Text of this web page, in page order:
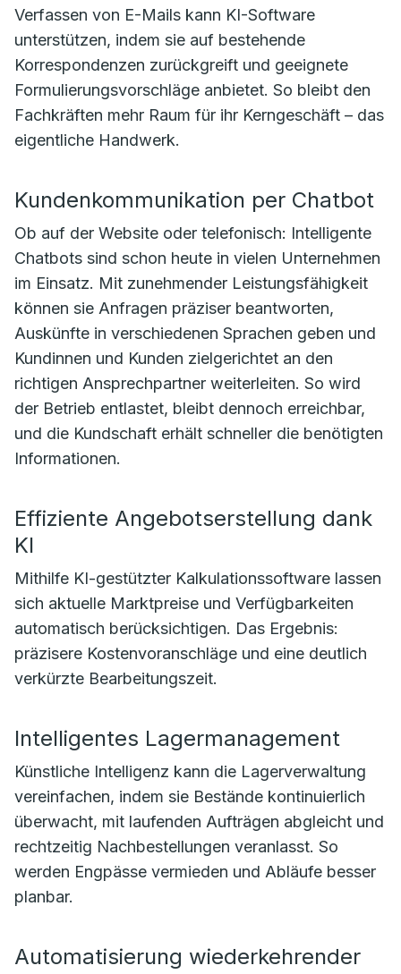
Verfassen von E-Mails kann KI-Software
unterstützen, indem sie auf bestehende
Korrespondenzen zurückgreift und geeignete
Formulierungsvorschläge anbietet. So bleibt den
Fachkräften mehr Raum für ihr Kerngeschäft – das
eigentliche Handwerk.
Kundenkommunikation per Chatbot
Ob auf der Website oder telefonisch: Intelligente
Chatbots sind schon heute in vielen Unternehmen
im Einsatz. Mit zunehmender Leistungsfähigkeit
können sie Anfragen präziser beantworten,
Auskünfte in verschiedenen Sprachen geben und
Kundinnen und Kunden zielgerichtet an den
richtigen Ansprechpartner weiterleiten. So wird
der Betrieb entlastet, bleibt dennoch erreichbar,
und die Kundschaft erhält schneller die benötigten
Informationen.
Effiziente Angebotserstellung dank
KI
Mithilfe KI-gestützter Kalkulationssoftware lassen
sich aktuelle Marktpreise und Verfügbarkeiten
automatisch berücksichtigen. Das Ergebnis:
präzisere Kostenvoranschläge und eine deutlich
verkürzte Bearbeitungszeit.
Intelligentes Lagermanagement
Künstliche Intelligenz kann die Lagerverwaltung
vereinfachen, indem sie Bestände kontinuierlich
überwacht, mit laufenden Aufträgen abgleicht und
rechtzeitig Nachbestellungen veranlasst. So
werden Engpässe vermieden und Abläufe besser
planbar.
Automatisierung wiederkehrender